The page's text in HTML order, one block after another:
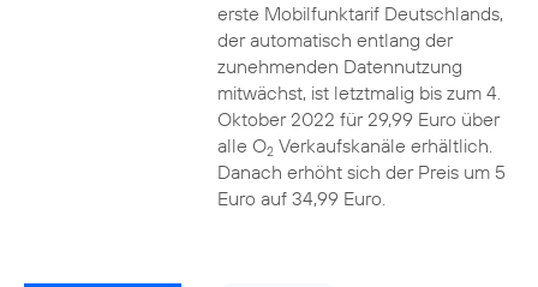
erste Mobilfunktarif Deutschlands,
der automatisch entlang der
zunehmenden Datennutzung
mitwächst, ist letztmalig bis zum 4.
Oktober 2022 für 29,99 Euro über
alle O2Verkaufskanäle erhältlich.
Danach erhöht sich der Preis um 5
Euro auf 34,99 Euro.